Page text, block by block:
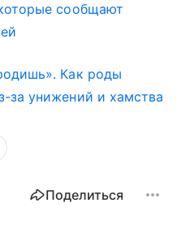
сообщают
Как роды
за унижений и хамства
Поделиться